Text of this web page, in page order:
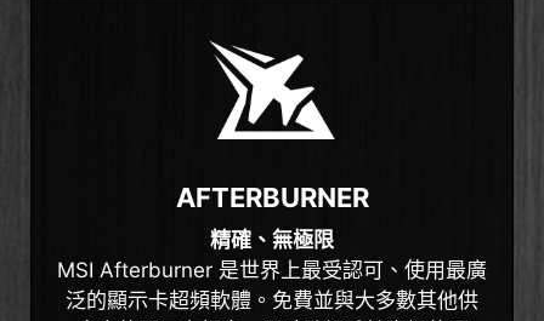
AFTERBURNER
精確、無極限
MSI Afterburner 是世界上最受認可、使用最廣
泛的顯示卡超頻軟體。免費並與大多數其他供